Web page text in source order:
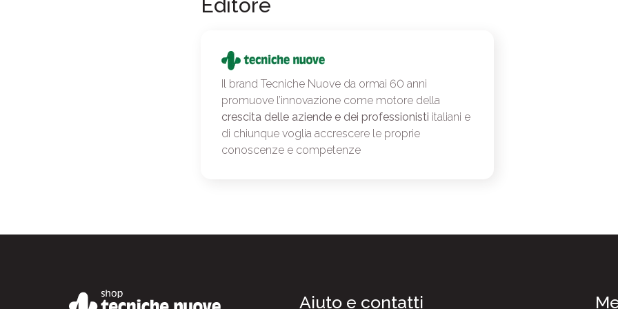
Editore
Il brand Tecniche Nuove da ormai 60 anni
promuove l’innovazione come motore della
crescita delle aziende e dei professionisti italiani e
di chiunque voglia accrescere le proprie
conoscenze e competenze
Aiuto e contatti